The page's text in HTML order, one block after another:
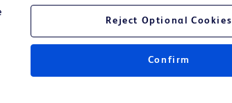
Reject Optional Cookies
Confirm